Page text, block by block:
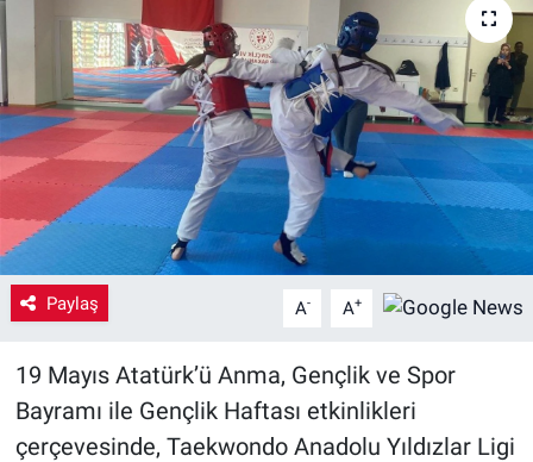
Paylaş A- A+
19 Mayıs Atatürk’ü Anma, Gençlik ve Spor
Bayramı ile Gençlik Haftası etkinlikleri
çerçevesinde, Taekwondo Anadolu Yıldızlar Ligi
Yaşam
VEFATLAR